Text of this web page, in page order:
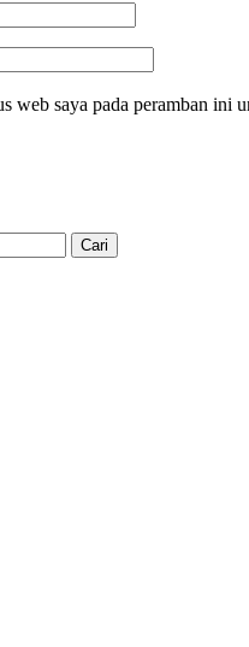
web saya pada peramban ini